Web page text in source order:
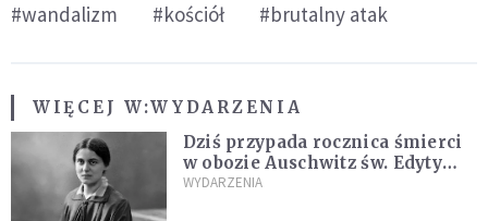
#wandalizm #kościół #brutalny atak
WIĘCEJ W:WYDARZENIA
Dziś przypada rocznica śmierci
w obozie Auschwitz św. Edyty
Stein – co o niej mówił Jan
WYDARZENIA